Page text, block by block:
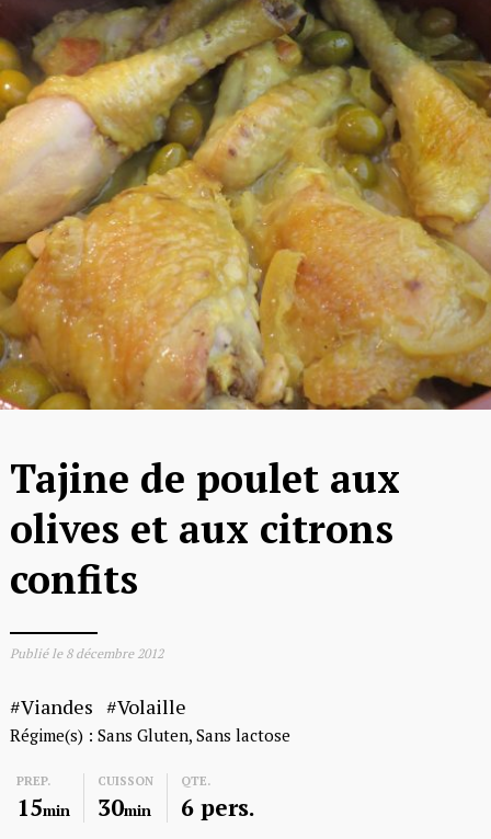
Tajine de poulet aux
olives et aux citrons
confits
Publié le 8 décembre 2012
Viandes Volaille
Régime(s) : Sans Gluten Sans lactose
PREP.
15min
CUISSON
30min
QTE.
6 pers.